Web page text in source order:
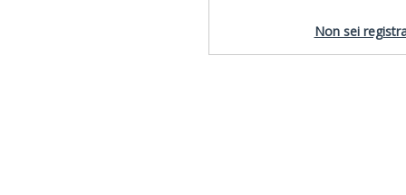
Non sei